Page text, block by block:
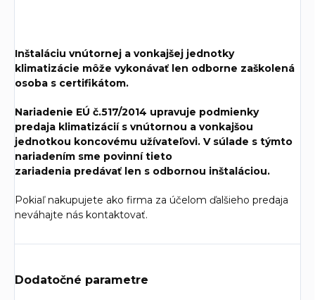
Inštaláciu vnútornej a vonkajšej jednotky
klimatizácie môže vykonávať len odborne zaškolená
osoba s certifikátom.
Nariadenie EÚ č.517/2014 upravuje podmienky
predaja klimatizácií s vnútornou a vonkajšou
jednotkou koncovému užívateľovi. V súlade s týmto
nariadením sme povinní tieto
zariadenia predávať len s odbornou inštaláciou.
Pokiaľ nakupujete ako firma za účelom ďalšieho predaja
neváhajte nás kontaktovať.
Dodatočné parametre